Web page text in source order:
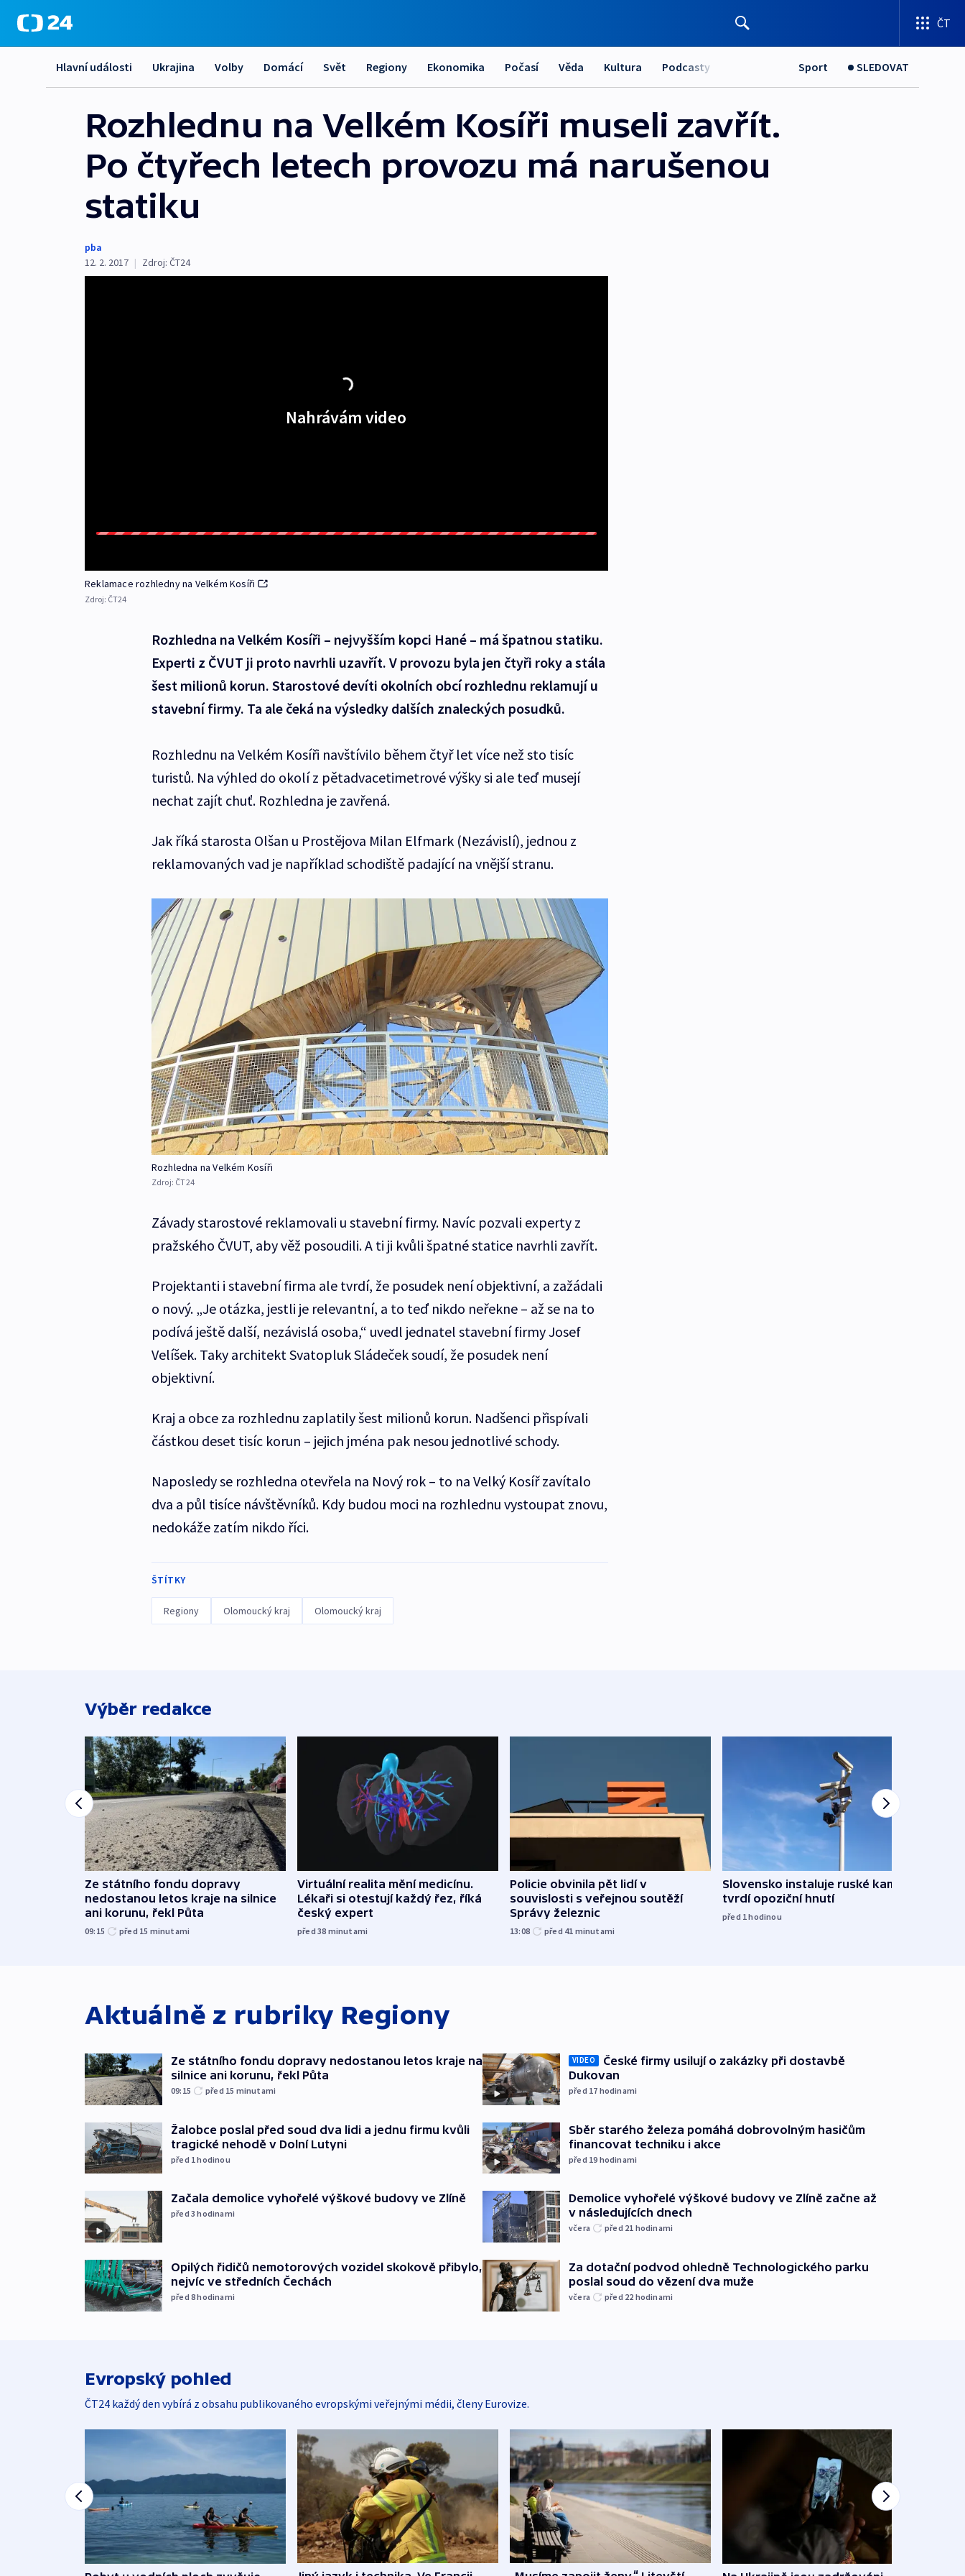
ČT
Hlavní události Ukrajina Volby Domácí Svět Regiony Ekonomika Počasí Věda Kultura Podcasty Sport SLEDOVAT
Rozhlednu na Velkém Kosíři museli zavřít.
Po čtyřech letech provozu má narušenou
statiku
pba
12. 2. 2017 | Zdroj: ČT24
Nahrávám video
Reklamace rozhledny na Velkém Kosíři
Zdroj: ČT24
Rozhledna na Velkém Kosíři – nejvyšším kopci Hané – má špatnou statiku.
Experti z ČVUT ji proto navrhli uzavřít. V provozu byla jen čtyři roky a stála
šest milionů korun. Starostové devíti okolních obcí rozhlednu reklamují u
stavební firmy. Ta ale čeká na výsledky dalších znaleckých posudků.
Rozhlednu na Velkém Kosíři navštívilo během čtyř let více než sto tisíc
turistů. Na výhled do okolí z pětadvacetimetrové výšky si ale teď musejí
nechat zajít chuť. Rozhledna je zavřená.
Jak říká starosta Olšan u Prostějova Milan Elfmark (Nezávislí), jednou z
reklamovaných vad je například schodiště padající na vnější stranu.
Rozhledna na Velkém Kosíři
Zdroj: ČT24
Závady starostové reklamovali u stavební firmy. Navíc pozvali experty z
pražského ČVUT, aby věž posoudili. A ti ji kvůli špatné statice navrhli zavřít.
Projektanti i stavební firma ale tvrdí, že posudek není objektivní, a zažádali
o nový. „Je otázka, jestli je relevantní, a to teď nikdo neřekne – až se na to
podívá ještě další, nezávislá osoba,“ uvedl jednatel stavební firmy Josef
Velíšek. Taky architekt Svatopluk Sládeček soudí, že posudek není
objektivní.
Kraj a obce za rozhlednu zaplatily šest milionů korun. Nadšenci přispívali
částkou deset tisíc korun – jejich jména pak nesou jednotlivé schody.
Naposledy se rozhledna otevřela na Nový rok – to na Velký Kosíř zavítalo
dva a půl tisíce návštěvníků. Kdy budou moci na rozhlednu vystoupat znovu,
nedokáže zatím nikdo říci.
ŠTÍTKY
Regiony Olomoucký kraj Olomoucký kraj
Výběr redakce
Ze státního fondu dopravy
nedostanou letos kraje na silnice
ani korunu, řekl Půta
09:15 před 15 minutami
Virtuální realita mění medicínu.
Lékaři si otestují každý řez, říká
český expert
před 38 minutami
Policie obvinila pět lidí v
souvislosti s veřejnou soutěží
Správy železnic
13:08 před 41 minutami
Slovensko instaluje ruské kamery,
tvrdí opoziční hnutí
před 1hodinou
Aktuálně z rubriky Regiony
Ze státního fondu dopravy nedostanou letos kraje na
silnice ani korunu, řekl Půta
09:15 před 15 minutami
Žalobce poslal před soud dva lidi a jednu firmu kvůli
tragické nehodě v Dolní Lutyni
před 1hodinou
Začala demolice vyhořelé výškové budovy ve Zlíně
před 3hodinami
Opilých řidičů nemotorových vozidel skokově přibylo,
nejvíc ve středních Čechách
před 8hodinami
VIDEO
České firmy usilují o zakázky při dostavbě
Dukovan
před 17 hodinami
Sběr starého železa pomáhá dobrovolným hasičům
financovat techniku i akce
před 19 hodinami
Demolice vyhořelé výškové budovy ve Zlíně začne až
v následujících dnech
včera před 21 hodinami
Za dotační podvod ohledně Technologického parku
poslal soud do vězení dva muže
včera před 22 hodinami
Evropský pohled
ČT24 každý den vybírá z obsahu publikovaného evropskými veřejnými médii, členy Eurovize.